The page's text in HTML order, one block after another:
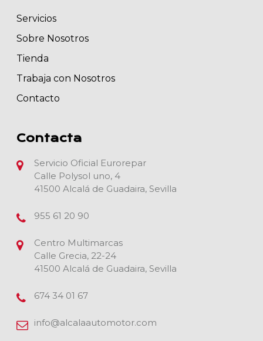
Servicios
Sobre Nosotros
Tienda
Trabaja con Nosotros
Contacto
Contacta
Servicio Oficial Eurorepar
Calle Polysol uno, 4
41500 Alcalá de Guadaira, Sevilla
955 61 20 90
Centro Multimarcas
Calle Grecia, 22-24
41500 Alcalá de Guadaira, Sevilla
674 34 01 67
info@alcalaautomotor.com